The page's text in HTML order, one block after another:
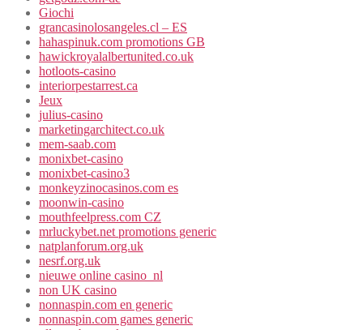
Giochi
grancasinolosangeles.cl – ES
hahaspinuk.com promotions GB
hawickroyalalbertunited.co.uk
hotloots-casino
interiorpestarrest.ca
Jeux
julius-casino
marketingarchitect.co.uk
mem-saab.com
monixbet-casino
monixbet-casino3
monkeyzinocasinos.com es
moonwin-casino
mouthfeelpress.com CZ
mrluckybet.net promotions generic
natplanforum.org.uk
nesrf.org.uk
nieuwe online casino_nl
non UK casino
nonnaspin.com en generic
nonnaspin.com games generic